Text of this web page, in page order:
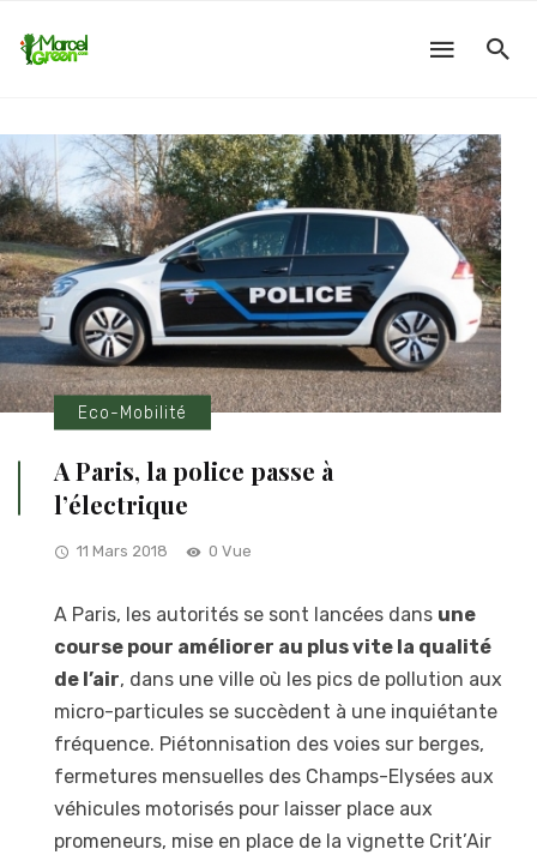
Eco-Mobilité
A Paris, la police passe à
l’électrique
11 Mars 2018 0 Vue
A Paris, les autorités se sont lancées dans une
course pour améliorer au plus vite la qualité
de l’air, dans une ville où les pics de pollution aux
micro-particules se succèdent à une inquiétante
fréquence. Piétonnisation des voies sur berges,
fermetures mensuelles des Champs-Elysées aux
véhicules motorisés pour laisser place aux
promeneurs, mise en place de la vignette Crit’Air